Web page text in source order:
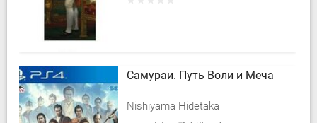
Самураи. Путь Воли и Меча
Nishiyama Hidetaka